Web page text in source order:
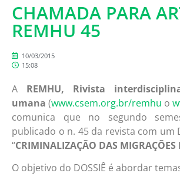
CHAMADA PARA
REMHU 45
10/03/2015
15:08
A REMHU, Rivista
umana (www.csem.org.br/remhu o
comunica que no segundo
publicado o n. 45 da revista com um
“CRIMINALIZAÇÃO DAS MIGRAÇÕES
O objetivo do DOSSIÊ é abordar